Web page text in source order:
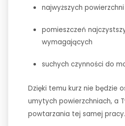
najwyższych
pomieszczeń
wymagających
suchych czynności do
Dzięki temu kurz nie będzie
umytych powierzchniach, a
powtarzania tej samej pracy.